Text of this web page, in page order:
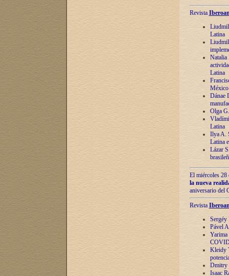
Revista
Latina
Natalia
Latina
México
Dánae
Olga
Latina
Ilya A.
Latina
Lázar
El miércoles 28
la nueva
aniversario del
Revista
Sergéy
Pável
Yarima
Kleidy
Dmitry
Isaac